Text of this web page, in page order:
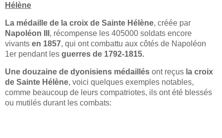
Hélène
La médaille de la croix de Sainte Hélène, créée par
Napoléon III , récompense les 405000 soldats encore
vivants en 1857, qui ont combattu aux côtés de Napoléon
1er pendant les guerres de 1792-1815.
Une douzaine de dyonisiens médaillés ont reçus la croix
de Sainte Hélène, voici quelques exemples notables,
comme beaucoup de leurs compatriotes, ils ont été blessés
ou mutilés durant les combats: